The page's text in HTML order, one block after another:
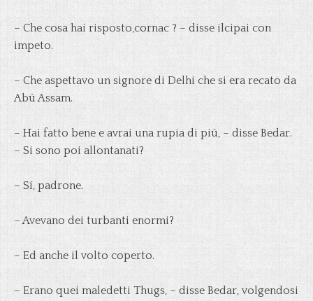
– Che cosa hai risposto,cornac ? – disse ilcipai con
impeto.
– Che aspettavo un signore di Delhi che si era recato da
Abú Assam.
– Hai fatto bene e avrai una rupia di piú, – disse Bedar.
– Si sono poi allontanati?
– Sí, padrone.
– Avevano dei turbanti enormi?
– Ed anche il volto coperto.
– Erano quei maledetti Thugs, – disse Bedar, volgendosi